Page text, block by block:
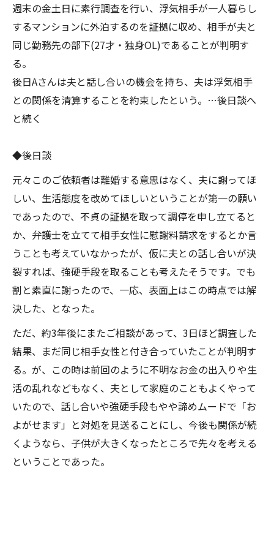
週末の金土日に素行調査を行い、浮気相手が一人暮らし
するマンションに外泊するのを証拠に収め、相手が夫と
同じ勤務先の部下(27才・独身OL)であることが判明す
る。
後日Aさんは夫と話し合いの機会を持ち、夫は浮気相手
との関係を清算することを約束したという。…後日談へ
と続く
◆後日談
元々このご依頼者は離婚する意思はなく、夫に謝ってほ
しい、生活態度を改めてほしいということが第一の願い
であったので、不貞の証拠を取って調停を申し立てると
か、弁護士を立てて相手女性に慰謝料請求をするとか言
うことも考えていなかったが、仮に夫との話し合いが決
裂すれば、強硬手段を取ることも考えたそうです。でも
割と素直に謝ったので、一応、表面上はこの時点では解
決した、となった。
ただ、約3年後にまたご相談があって、3日ほど調査した
結果、まだ同じ相手女性と付き合っていたことが判明す
る。が、この時は前回のように不明なお金の出入りや生
活の乱れなどもなく、夫として家庭のこともよくやって
いたので、話し合いや強硬手段もやや諦めムードで「お
よがせます」と対処を見送ることにし、今後も関係が続
くようなら、子供が大きくなったところで先々を考える
ということであった。